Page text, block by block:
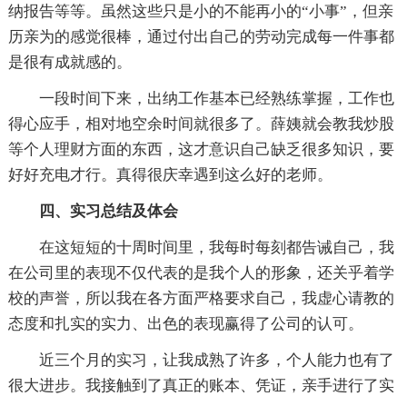
纳报告等等。虽然这些只是小的不能再小的“小事”，但亲
历亲为的感觉很棒，通过付出自己的劳动完成每一件事都
是很有成就感的。
一段时间下来，出纳工作基本已经熟练掌握，工作也
得心应手，相对地空余时间就很多了。薛姨就会教我炒股
等个人理财方面的东西，这才意识自己缺乏很多知识，要
好好充电才行。真得很庆幸遇到这么好的老师。
四、实习总结及体会
在这短短的十周时间里，我每时每刻都告诫自己，我
在公司里的表现不仅代表的是我个人的形象，还关乎着学
校的声誉，所以我在各方面严格要求自己，我虚心请教的
态度和扎实的实力、出色的表现赢得了公司的认可。
近三个月的实习，让我成熟了许多，个人能力也有了
很大进步。我接触到了真正的账本、凭证，亲手进行了实